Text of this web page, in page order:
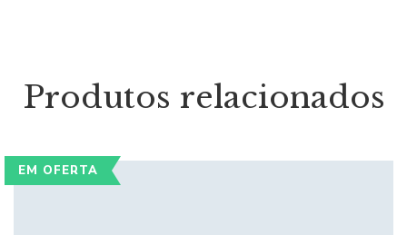
Produtos relacionados
EM OFERTA